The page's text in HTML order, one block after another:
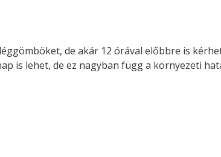
de akár 12 órával előbbre is
is lehet, de ez nagyban függ a környezeti